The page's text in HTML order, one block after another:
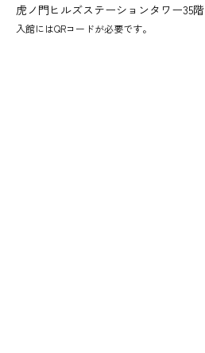
虎ノ門ヒルズステーションタワー35階
入館にはQRコードが必要です。